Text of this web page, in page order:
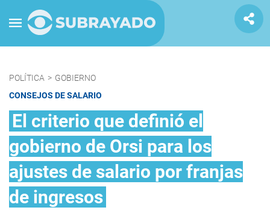
POLÍTICA > GOBIERNO
CONSEJOS DE SALARIO
El criterio que definió el
gobierno de Orsi para los
ajustes de salario por franjas
de ingresos